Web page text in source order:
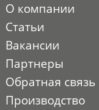
О компании
Статьи
Вакансии
Партнеры
Обратная связь
Производство